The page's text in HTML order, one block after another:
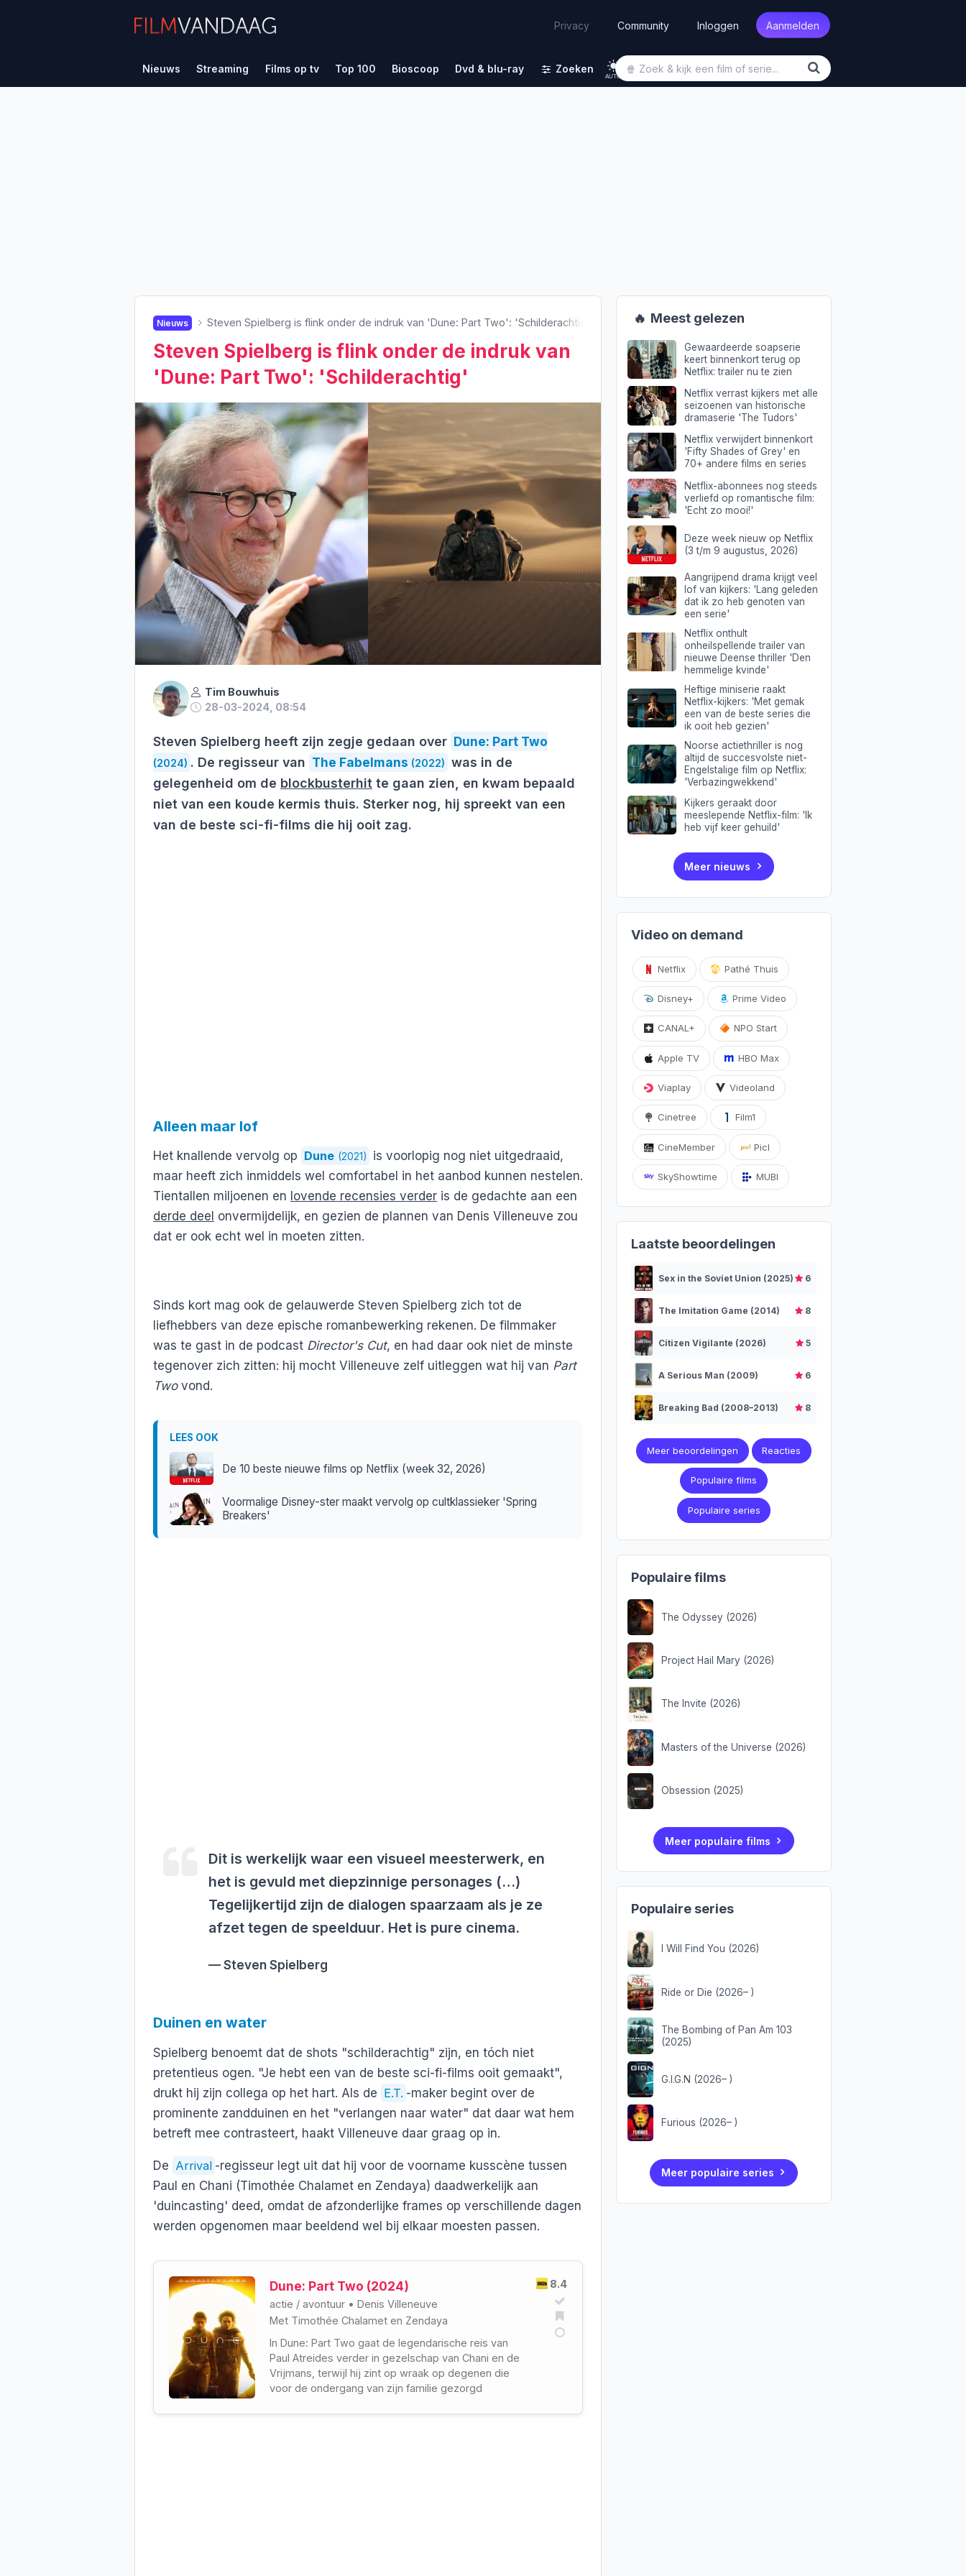
Privacy Community Inloggen Aanmelden
Nieuws Streaming Films op tv Top 100 Bioscoop Dvd & blu-ray Zoeken
AUTO
Nieuws Steven Spielberg is flink onder de indruk van 'Dune: Part Two': 'Schilderachtig'
Steven Spielberg is flink onder de indruk van
'Dune: Part Two': 'Schilderachtig'
Tim Bouwhuis
28-03-2024, 08:54
Steven Spielberg heeft zijn zegje gedaan over Dune: Part Two
(2024) . De regisseur van The Fabelmans (2022) was in de
gelegenheid om de blockbusterhit te gaan zien, en kwam bepaald
niet van een koude kermis thuis. Sterker nog, hij spreekt van een
van de beste sci-fi-films die hij ooit zag.
Alleen maar lof
Het knallende vervolg op Dune (2021)
is voorlopig nog niet uitgedraaid,
maar heeft zich inmiddels wel comfortabel in het aanbod kunnen nestelen.
Tientallen miljoenen en lovende recensies verder is de gedachte aan een
derde deel onvermijdelijk, en gezien de plannen van Denis Villeneuve zou
dat er ook echt wel in moeten zitten.
Sinds kort mag ook de gelauwerde Steven Spielberg zich tot de
liefhebbers van deze epische romanbewerking rekenen. De filmmaker
was te gast in de podcast Director's Cut, en had daar ook niet de minste
tegenover zich zitten: hij mocht Villeneuve zelf uitleggen wat hij van Part
Twovond.
LEES OOK
De 10 beste nieuwe films op Netflix (week 32, 2026)
Voormalige Disney-ster maakt vervolg op cultklassieker 'Spring
Breakers'
Dit is werkelijk waar een visueel meesterwerk, en
het is gevuld met diepzinnige personages (…)
Tegelijkertijd zijn de dialogen spaarzaam als je ze
afzet tegen de speelduur. Het is pure cinema.
Steven Spielberg
Duinen en water
Spielberg benoemt dat de shots "schilderachtig" zijn, en tóch niet
pretentieus ogen. "Je hebt een van de beste sci-fi-films ooit gemaakt",
drukt hij zijn collega op het hart. Als de E.T. -maker begint over de
prominente zandduinen en het "verlangen naar water" dat daar wat hem
betreft mee contrasteert, haakt Villeneuve daar graag op in.
De Arrival -regisseur legt uit dat hij voor de voorname kusscène tussen
Paul en Chani (Timothée Chalamet en Zendaya) daadwerkelijk aan
'duincasting' deed, omdat de afzonderlijke frames op verschillende dagen
werden opgenomen maar beeldend wel bij elkaar moesten passen.
8.4
Dune: Part Two (2024)
actie / avontuur • Denis Villeneuve
Met Timothée Chalamet en Zendaya
In Dune: Part Two gaat de legendarische reis van
Paul Atreides verder in gezelschap van Chani en de
Vrijmans, terwijl hij zint op wraak op degenen die
voor de ondergang van zijn familie gezorgd
🔥 Meest gelezen
Gewaardeerde soapserie
keert binnenkort terug op
Netflix: trailer nu te zien
Netflix verrast kijkers met alle
seizoenen van historische
dramaserie 'The Tudors'
Netflix verwijdert binnenkort
'Fifty Shades of Grey' en
70+ andere films en series
Netflix-abonnees nog steeds
verliefd op romantische film:
'Echt zo mooi!'
Deze week nieuw op Netflix
(3 t/m 9 augustus, 2026)
Aangrijpend drama krijgt veel
lof van kijkers: 'Lang geleden
dat ik zo heb genoten van
een serie'
Netflix onthult
onheilspellende trailer van
nieuwe Deense thriller 'Den
hemmelige kvinde'
Heftige miniserie raakt
Netflix-kijkers: 'Met gemak
een van de beste series die
ik ooit heb gezien'
Noorse actiethriller is nog
altijd de succesvolste niet-
Engelstalige film op Netflix:
'Verbazingwekkend'
Kijkers geraakt door
meeslepende Netflix-film: 'Ik
heb vijf keer gehuild'
Meer nieuws
Video on demand
Netflix Pathé Thuis
Disney+ Prime Video
CANAL+ NPO Start
Apple TV HBO Max
Viaplay Videoland
Cinetree Film1
CineMember Picl
SkyShowtime MUBI
Laatste beoordelingen
Sex in the Soviet Union (2025) 6
The Imitation Game (2014) 8
Citizen Vigilante (2026) 5
A Serious Man (2009) 6
Breaking Bad (2008–2013) 8
Meer beoordelingen Reacties
Populaire films
Populaire series
Populaire films
The Odyssey (2026)
Project Hail Mary (2026)
The Invite (2026)
Masters of the Universe (2026)
Obsession (2025)
Meer populaire films
Populaire series
I Will Find You (2026)
Ride or Die (2026– )
The Bombing of Pan Am 103
(2025)
G.I.G.N (2026– )
Furious (2026– )
Meer populaire series